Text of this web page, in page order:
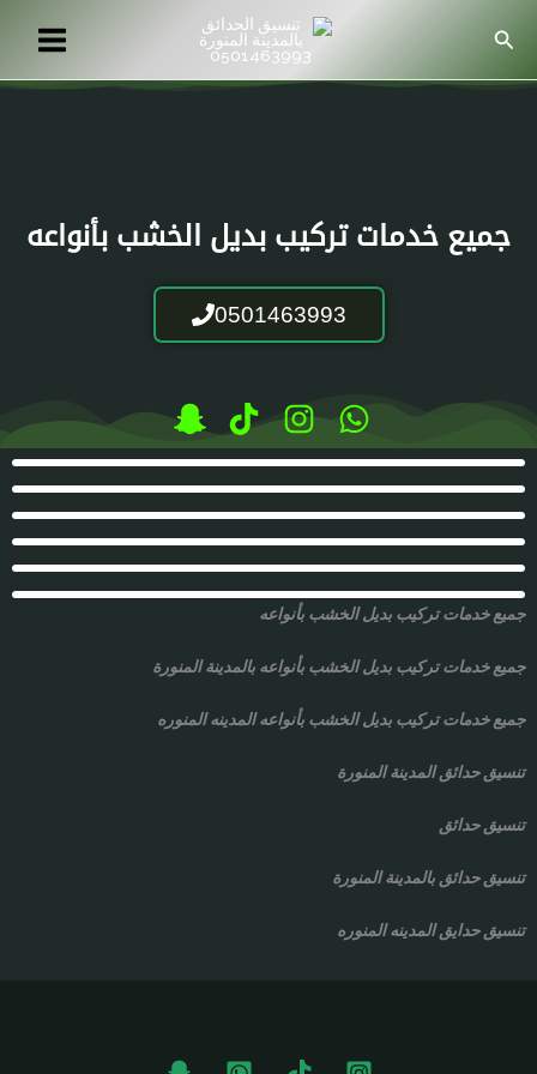
البحث
جميع خدمات تركيب بديل الخشب بأنواعه
0501463993
جميع خدمات تركيب بديل الخشب بأنواعه
جميع خدمات تركيب بديل الخشب بأنواعه بالمدينة المنورة
جميع خدمات تركيب بديل الخشب بأنواعه المدينه المنوره
تنسيق حدائق المدينة المنورة
تنسيق حدائق
تنسيق حدائق بالمدينة المنورة
تنسيق حدايق المدينه المنوره